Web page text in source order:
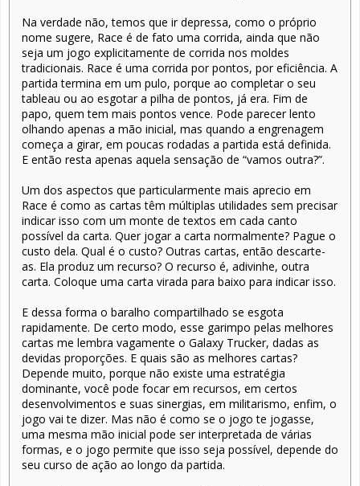
Na verdade não, temos que ir depressa, como o próprio
nome sugere, Race é de fato uma corrida, ainda que não
seja um jogo explicitamente de corrida nos moldes
tradicionais. Race é uma corrida por pontos, por eficiência. A
partida termina em um pulo, porque ao completar o seu
tableau ou ao esgotar a pilha de pontos, já era. Fim de
papo, quem tem mais pontos vence. Pode parecer lento
olhando apenas a mão inicial, mas quando a engrenagem
começa a girar, em poucas rodadas a partida está definida.
E então resta apenas aquela sensação de “vamos outra?”.
Um dos aspectos que particularmente mais aprecio em
Race é como as cartas têm múltiplas utilidades sem precisar
indicar isso com um monte de textos em cada canto
possível da carta. Quer jogar a carta normalmente? Pague o
custo dela. Qual é o custo? Outras cartas, então descarte-
as. Ela produz um recurso? O recurso é, adivinhe, outra
carta. Coloque uma carta virada para baixo para indicar isso.
E dessa forma o baralho compartilhado se esgota
rapidamente. De certo modo, esse garimpo pelas melhores
cartas me lembra vagamente o Galaxy Trucker, dadas as
devidas proporções. E quais são as melhores cartas?
Depende muito, porque não existe uma estratégia
dominante, você pode focar em recursos, em certos
desenvolvimentos e suas sinergias, em militarismo, enfim, o
jogo vai te dizer. Mas não é como se o jogo te jogasse,
uma mesma mão inicial pode ser interpretada de várias
formas, e o jogo permite que isso seja possível, depende do
seu curso de ação ao longo da partida.